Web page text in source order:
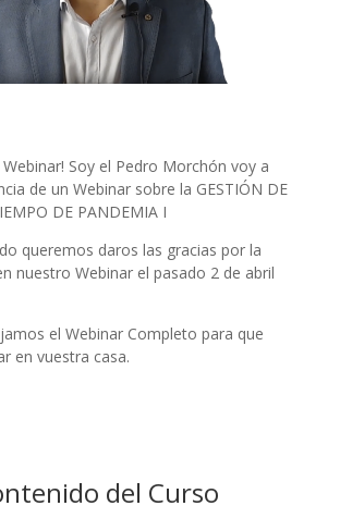
Webinar! Soy el Pedro Morchón voy a
de un Webinar sobre la GESTIÓN DE
DE PANDEMIA I
queremos daros las gracias por la
nuestro Webinar el pasado 2 de abril
el Webinar Completo para que
en vuestra casa.
del Curso